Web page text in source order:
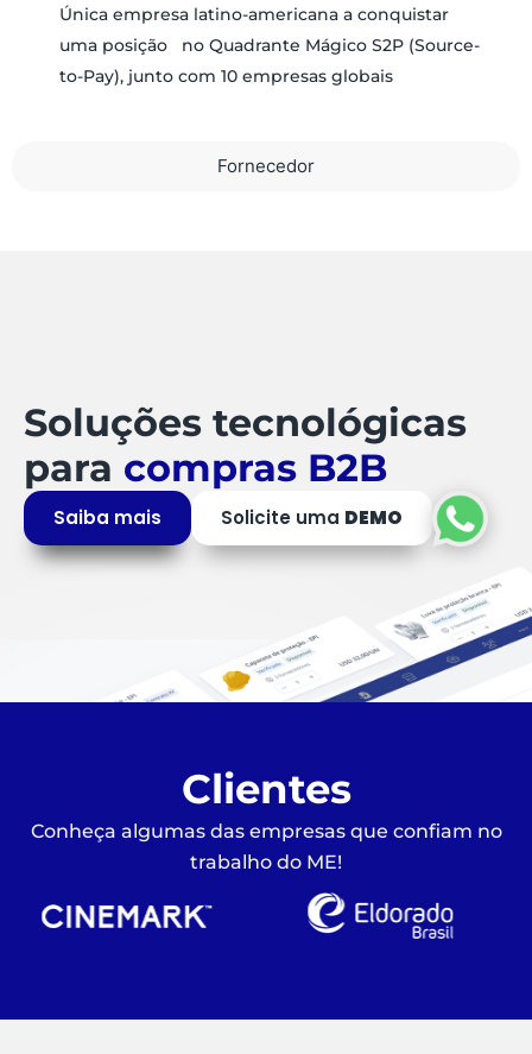
Fornecedor
Única empresa latino-americana a conquistar
uma posição no Quadrante Mágico S2P (Source-
to-Pay), junto com 10 empresas globais
Soluções tecnológicas
para compras B2B
Saiba mais Solicite uma DEMO
Clientes
Conheça algumas das empresas que confiam no
trabalho do ME!